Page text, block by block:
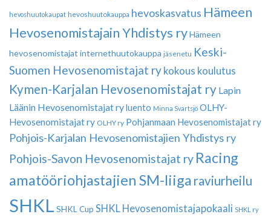
hevoshuutokaupat hevoshuutokauppa hevoskasvatus Hämeen
Hevosenomistajain Yhdistys ryHämeen
hevosenomistajat internethuutokauppa jäsenetu Keski-
Suomen Hevosenomistajat ry kokous koulutus
Kymen-Karjalan Hevosenomistajat ry Lapin
Läänin Hevosenomistajat ryluento Minna Svartsjö OLHY-
Hevosenomistajat ry OLHY ry Pohjanmaan Hevosenomistajat ry
Pohjois-Karjalan Hevosenomistajien Yhdistys ry
Pohjois-Savon Hevosenomistajat ry Racing
amatööriohjastajien SM-liiga raviurheilu
SHKL SHKL Cup SHKL Hevosenomistajapokaali SHKL ry